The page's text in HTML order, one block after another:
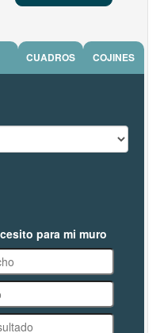
CUADROS COJINES
para mi muro